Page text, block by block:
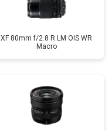
XF 80mm f/2.8 R LM OIS WR
Macro